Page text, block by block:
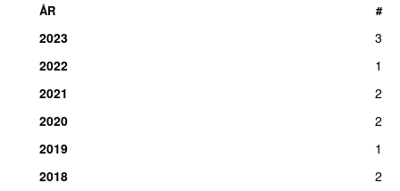
ÅR #
2023
3
2022
1
2021
2
2020
2
2019
1
2018
2